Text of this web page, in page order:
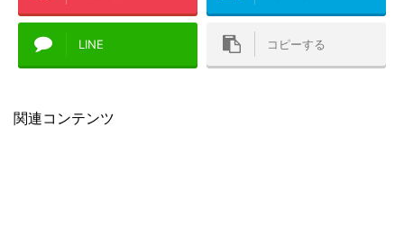
LINE コピーする
関連コンテンツ